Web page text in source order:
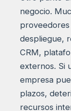
negocio.
despliegue,
CRM,
externos. Si
empresa
plazos,
recursos